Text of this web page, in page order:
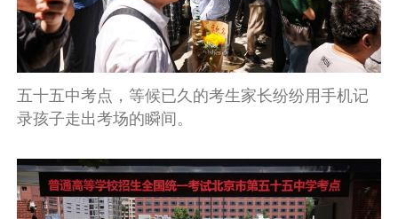
五十五中考点，等候已久的考生家长纷纷用手机记
录孩子走出考场的瞬间。